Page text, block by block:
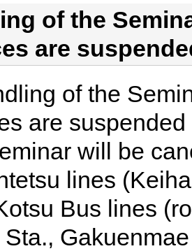
of the
are
of the
are suspended
will be
lines
Bus lines
Sta.,